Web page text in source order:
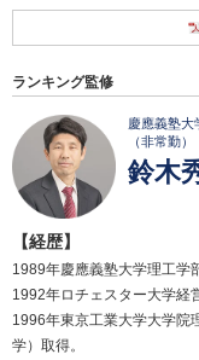
ランキング監修
慶應義塾大
（非常勤）
鈴木
【経歴】
1989年慶應義塾大学理工学
1992年ロチェスター大学経
1996年東京工業大学大学院
学）取得。